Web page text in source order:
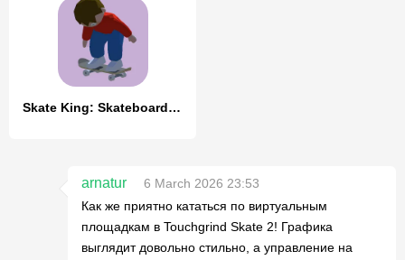
Skate King: Skateboard Stunts
arnatur
6 March 2026 23:53
Как же приятно кататься по виртуальным
площадкам в Touchgrind Skate 2! Графика
выглядит довольно стильно, а управление на